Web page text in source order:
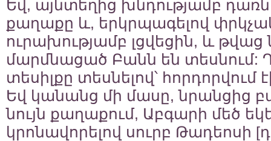
Եվ, այնտեղից խնդությամբ
քաղաքը և, երկրպագելով
ուրախությամբ լցվեցին, և թվաց
մարմնացած Բանն են տեսնում:
տեսիլքը տեսնելով՝ հորդորվում
Եվ կանանց մի մասը, նրանցից
նույն քաղաքում, Աբգարի մեծ
կրոնավորելով սուրբ Թադեոսի